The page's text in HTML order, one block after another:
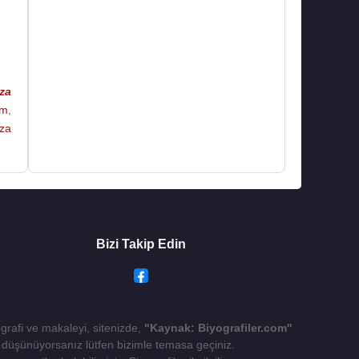
Bizi Takip Edin
ve makaleyi, sitenizde, "Kaynak: Biyografiler.com"
lütfen bizimle temasa geçiniz.